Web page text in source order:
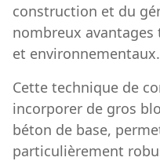
construction et du
nombreux
et environnementaux.
Cette technique de
incorporer de gros
béton de base,
particulièrement